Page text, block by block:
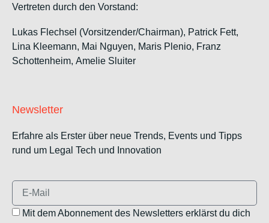
Vertreten durch den Vorstand:
Lukas Flechsel (Vorsitzender/Chairman), Patrick Fett,
Lina Kleemann, Mai Nguyen, Maris Plenio, Franz
Schottenheim, Amelie Sluiter
Newsletter
Erfahre als Erster über neue Trends, Events und Tipps
rund um Legal Tech und Innovation
Mit dem Abonnement des Newsletters erklärst du dich